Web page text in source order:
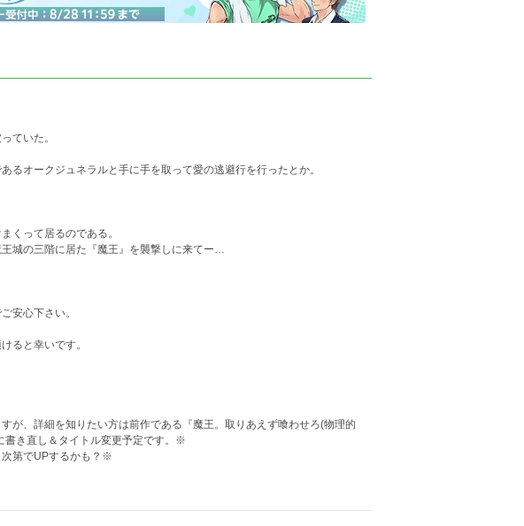
ていた。
るオークジュネラルと手に手を取って愛の逃避行を行ったとか。
くって居るのである。
城の三階に居た『魔王』を襲撃しに来てー…
安心下さい。
ると幸いです。
が、詳細を知りたい方は前作である『魔王。取りあえず喰わせろ(物理的
書き直し＆タイトル変更予定です。※
第でUPするかも？※